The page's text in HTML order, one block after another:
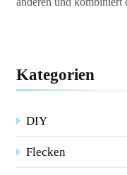
Kategorien
DIY
Flecken